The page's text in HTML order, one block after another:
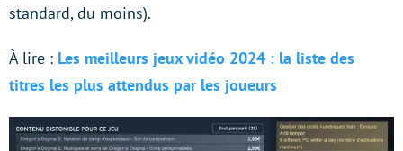
standard, du moins).
À lire : Les meilleurs jeux vidéo 2024 : la liste des
titres les plus attendus par les joueurs